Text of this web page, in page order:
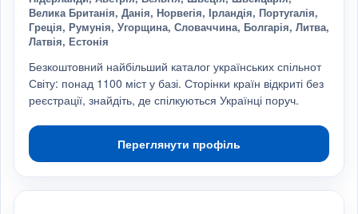
Велика Британія, Данія, Норвегія, Ірландія, Португалія,
Греція, Румунія, Угорщина, Словаччина, Болгарія, Литва,
Латвія, Естонія
Безкоштовний найбільший каталог українських спільнот
Світу: понад 1100 міст у базі. Сторінки країн відкриті без
реєстрації, знайдіть, де спілкуються Українці поруч.
Переглянути профіль